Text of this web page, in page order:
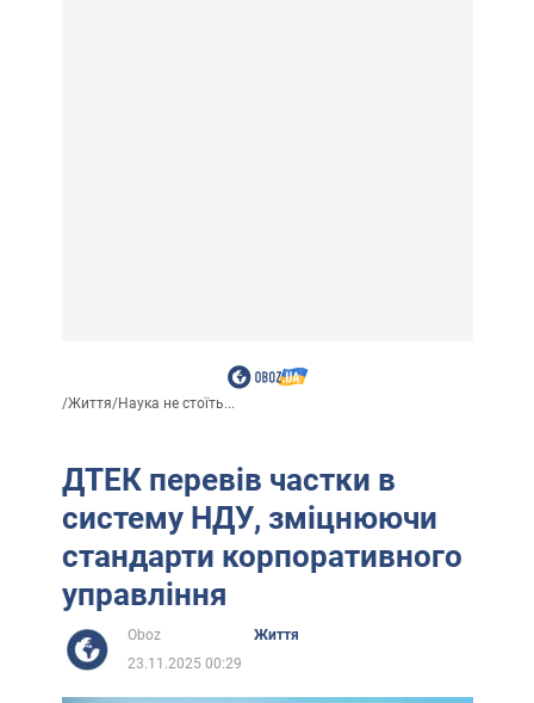
/Життя/Наука не стоїть...
ДТЕК перевів частки в
систему НДУ, зміцнюючи
стандарти корпоративного
управління
Oboz
Життя
23.11.2025 00:29